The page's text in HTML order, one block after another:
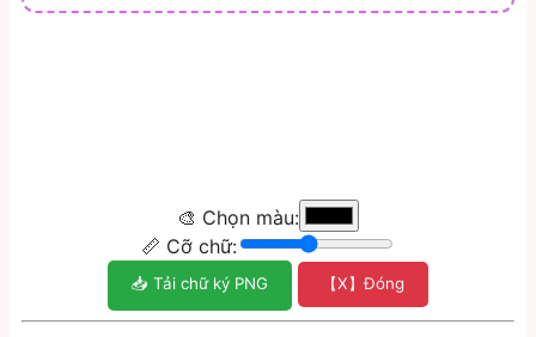
🎨 Chọn màu:
📏 Cỡ chữ:
📥 Tải chữ ký PNG 【X】Đóng